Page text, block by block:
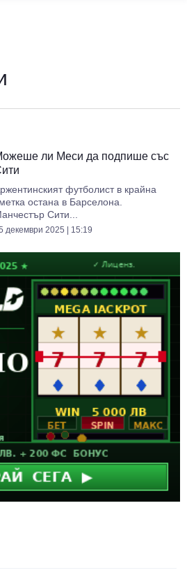
ли Меси да подпише със
футболист в крайна
остана в Барселона.
Сити...
декември 2025 | 15:19